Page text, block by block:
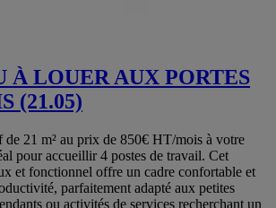
À LOUER AUX PORTES
(21.05)
21 m² au prix de 850€ HT/mois à votre
pour accueillir 4 postes de travail. Cet
et fonctionnel offre un cadre confortable et
parfaitement adapté aux petites
ou activités de services recherchant un